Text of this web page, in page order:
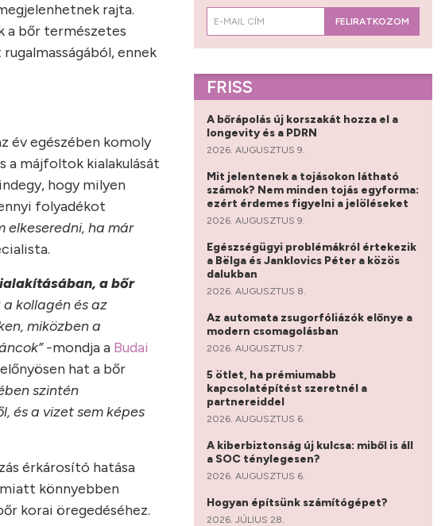
rajta.
a bőr természetes
ennek
év egészében komoly
a májfoltok kialakulását
hogy milyen
folyadékot
elkeseredni, ha már
a bőr
a kollagén és az
miközben a
-mondja a Budai
hat a bőr
szintén
és a vizet sem képes
érkárosító hatása
könnyebben
korai öregedéséhez.
FELIRATKOZOM
FRISS
A bőrápolás új korszakát hozza el a
longevity és a PDRN
2026. AUGUSZTUS 9.
Mit jelentenek a tojásokon látható
számok? Nem minden tojás egyforma:
ezért érdemes figyelni a jelöléseket
2026. AUGUSZTUS 9.
Egészségügyi problémákról értekezik
a Bëlga és Janklovics Péter a közös
dalukban
2026. AUGUSZTUS 8.
Az automata zsugorfóliázók előnye a
modern csomagolásban
2026. AUGUSZTUS 7.
5 ötlet, ha prémiumabb
kapcsolatépítést szeretnél a
partnereiddel
2026. AUGUSZTUS 6.
A kiberbiztonság új kulcsa: miből is áll
a SOC ténylegesen?
2026. AUGUSZTUS 6.
Hogyan építsünk számítógépet?
2026. JÚLIUS 28.